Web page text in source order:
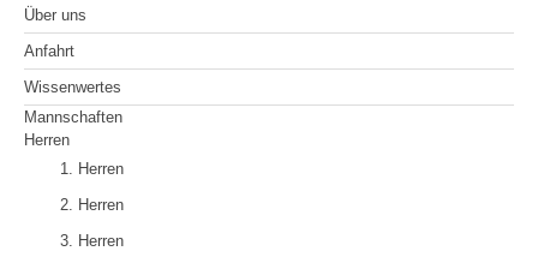
Über uns
Anfahrt
Wissenwertes
Mannschaften
Herren
1. Herren
2. Herren
3. Herren